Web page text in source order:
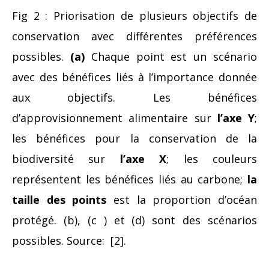
Fig 2 : Priorisation de plusieurs objectifs de
conservation avec différentes préférences
possibles. (a) Chaque point est un scénario
avec des bénéfices liés à l’importance donnée
aux objectifs. Les bénéfices
d’approvisionnement alimentaire sur l’axe Y;
les bénéfices pour la conservation de la
biodiversité sur l’axe X; les couleurs
représentent les bénéfices liés au carbone; la
taille des points est la proportion d’océan
protégé. (b), (c ) et (d) sont des scénarios
possibles. Source: [2].